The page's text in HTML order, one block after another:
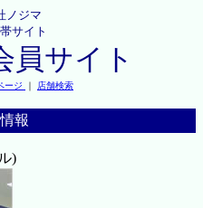
ノジマ
サイト
員サイト
ージ ｜ 店舗検索
報
)